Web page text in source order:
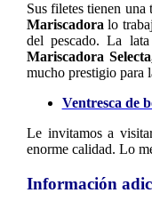
Sus filetes tienen una
Mariscadora lo
del pescado. La
Mariscadora
mucho prestigio para
Ventresca de
Le invitamos a
enorme calidad. Lo
Información